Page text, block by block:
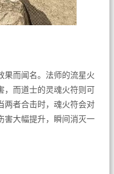
果而闻名。法师的流星火
，而道士的灵魂火符则可
两者合击时，魂火符会对
害大幅提升，瞬间消灭一